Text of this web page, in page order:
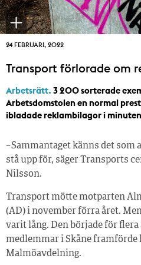
24 FEBRUARI, 2022
Transport förlorade om
Arbetsrätt. 3 200 sorterade
Arbetsdomstolen en normal
ibladade reklambilagor i
– Sammantaget känns det
stå upp för, säger Transports
Nilsson.
Transport mötte motparten
(AD) i november förra året.
varit lång. Den började för flera
medlemmar i Skåne
Malmöavdelning.